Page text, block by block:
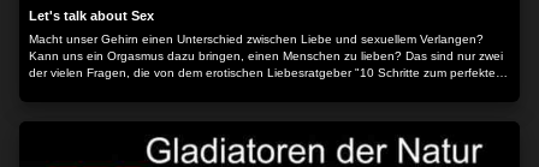
Let's talk about Sex
Macht unser Gehirn einen Unterschied zwischen Liebe und sexuellem Verlangen?
Kann uns ein Orgasmus dazu bringen, einen Menschen zu lieben? Das sind nur zwei
der vielen Fragen, die von dem erotischen Liebesratgeber "10 Schritte zum perfekten